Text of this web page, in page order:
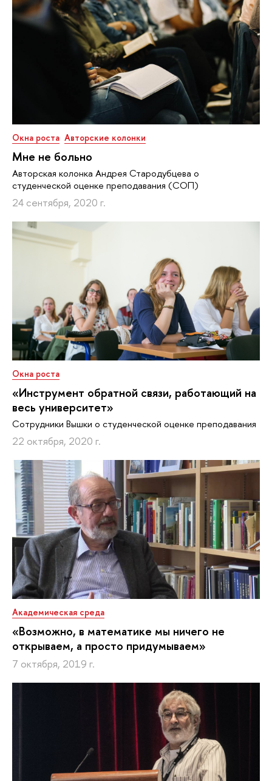
Окна роста Авторские колонки
Мне не больно
Авторская колонка Андрея Стародубцева о
студенческой оценке преподавания (СОП)
24 сентября, 2020 г.
Окна роста
«Инструмент обратной связи, работающий на
весь университет»
Сотрудники Вышки о студенческой оценке преподавания
22 октября, 2020 г.
Академическая среда
«Возможно, в математике мы ничего не
открываем, а просто придумываем»
7 октября, 2019 г.